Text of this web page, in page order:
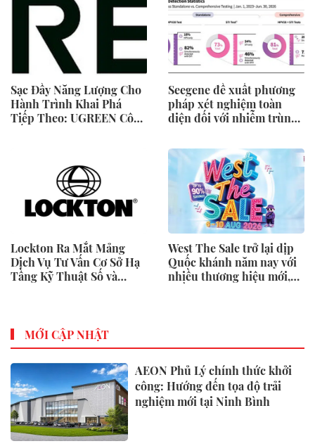
cuộc gọi thoại
Sạc Đầy Năng Lượng Cho
Hành Trình Khai Phá
Tiếp Theo: UGREEN Công
Seegene đề xuất phương
pháp xét nghiệm toàn
diện đối với nhiễm trùng
Nghiên cứu lâm sàng một
triệu ca toàn cầu (GMCS)
Lockton Ra Mắt Mảng
Dịch Vụ Tư Vấn Cơ Sở Hạ
Tầng Kỹ Thuật Số và
West The Sale trở lại dịp
Quốc khánh năm nay với
nhiều thương hiệu mới,
MỚI CẬP NHẬT
AEON Phủ Lý chính thức khởi
công: Hướng đến tọa độ trải
nghiệm mới tại Ninh Bình